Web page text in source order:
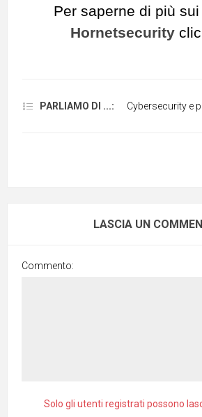
Per saperne di più sui
Hornetsecurity
PARLIAMO DI ...: Cybersecurity e
LASCIA UN
Commento:
Solo gli utenti registrati possono